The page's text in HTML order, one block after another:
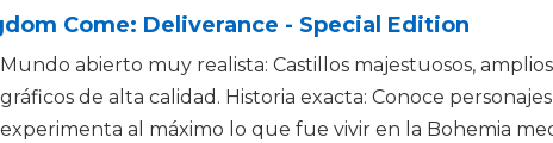
Come: Deliverance - Special Edition
Mundo abierto muy realista: Castillos majestuosos,
gráficos de alta calidad. Historia exacta: Conoce
experimenta al máximo lo que fue vivir en la Bohemia